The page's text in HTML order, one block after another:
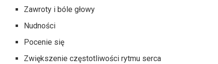
Zawroty i bóle głowy
Nudności
Pocenie się
Zwiększenie częstotliwości rytmu serca